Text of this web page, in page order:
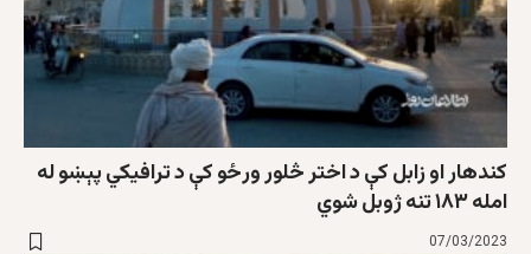
کندهار او زابل کې د اختر څلور ورځو کې د ترافيکي پېښو له
امله ۱۸۳ تنه ژوبل شوي
07/03/2023